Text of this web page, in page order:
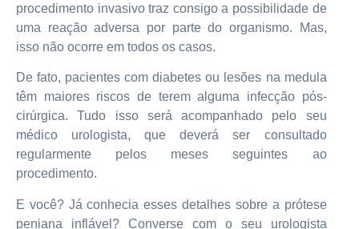
procedimento invasivo traz consigo a possibilidade de
uma reação adversa por parte do organismo. Mas,
isso não ocorre em todos os casos.
De fato, pacientes com diabetes ou lesões na medula
têm maiores riscos de terem alguma infecção pós-
cirúrgica. Tudo isso será acompanhado pelo seu
médico urologista, que deverá ser consultado
regularmente pelos meses seguintes ao
procedimento.
E você? Já conhecia esses detalhes sobre a prótese
peniana inflável? Converse com o seu urologista